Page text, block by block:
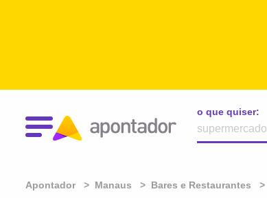
o que quiser:
Apontador Manaus Bares e Restaurantes